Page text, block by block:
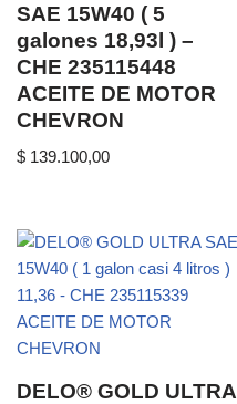
SAE 15W40 ( 5
galones 18,93l ) –
CHE 235115448
ACEITE DE MOTOR
CHEVRON
$ 139.100,00
DELO® GOLD ULTRA